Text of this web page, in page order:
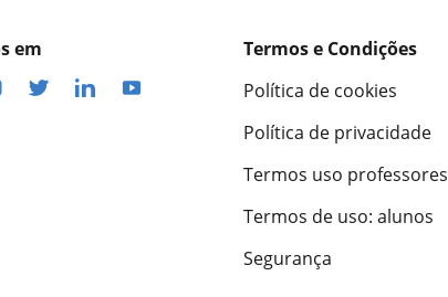
em
Termos e Condições
Política de cookies
Política de privacidade
Termos uso professores
Termos de uso: alunos
Segurança